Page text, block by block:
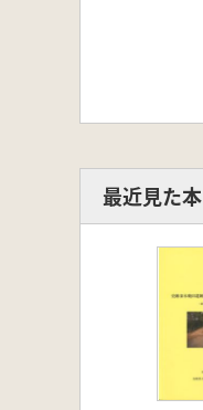
最近見た本